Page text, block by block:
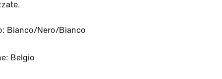
Bianco/Nero/Bianco
Belgio